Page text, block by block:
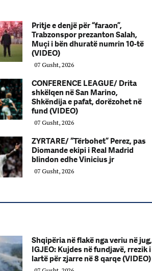
Pritje e denjë për “faraon”,
Trabzonspor prezanton Salah,
Muçi i bën dhuratë numrin 10-të
(VIDEO)
07 Gusht, 2026
CONFERENCE LEAGUE/ Drita
shkëlqen në San Marino,
Shkëndija e pafat, dorëzohet në
fund (VIDEO)
07 Gusht, 2026
ZYRTARE/ “Tërbohet” Perez, pas
Diomande ekipi i Real Madrid
blindon edhe Vinicius jr
07 Gusht, 2026
Shqipëria në flakë nga veriu në jug,
IGJEO: Kujdes në fundjavë, rrezik i
lartë për zjarre në 8 qarqe (VIDEO)